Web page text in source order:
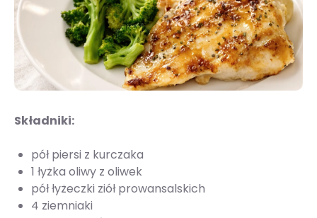
Składniki:
pół piersi z kurczaka
1 łyżka oliwy z oliwek
pół łyżeczki ziół prowansalskich
4 ziemniaki